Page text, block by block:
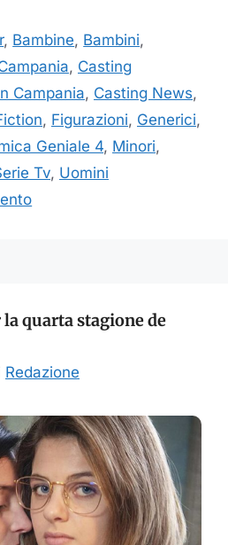
, Bambine, Bambini,
, Casting
Campania, Casting News,
, Figurazioni, Generici,
Geniale 4, Minori,
Tv, Uomini
quarta stagione de
Redazione